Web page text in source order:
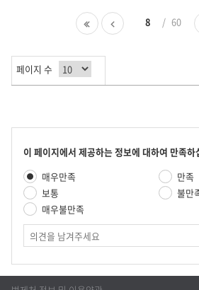
니
다.
첫
페
이
전
8 60
페이지 수
콘
츠
만
족
도
조
사
이 페이지에서 제공하는 정보에 대하여 만족하
만
족
도
평
가
매우만족
만족
보통
불만
매우불만족
견